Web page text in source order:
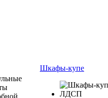
Шкафы-купе